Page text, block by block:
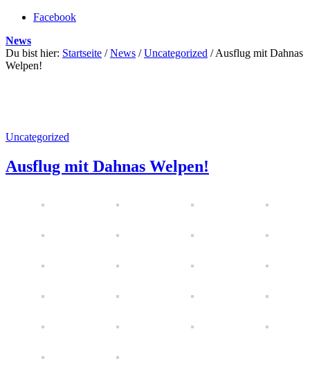
Facebook
News
Du bist hier: Startseite / News / Uncategorized / Ausflug mit Dahnas
Welpen!
Uncategorized
Ausflug mit Dahnas Welpen!